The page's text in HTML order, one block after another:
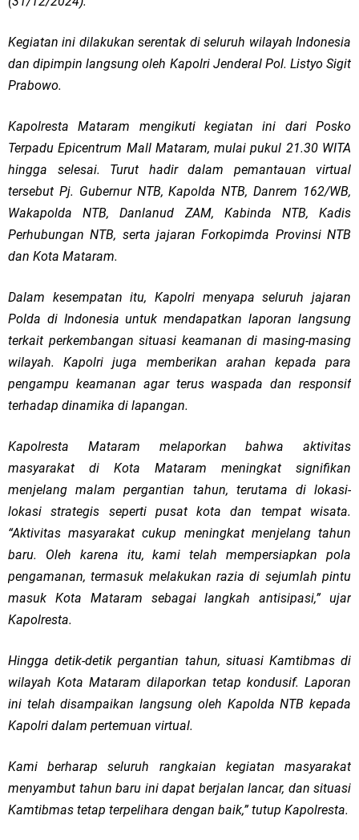
Kegiatan ini dilakukan serentak di seluruh wilayah Indonesia
dan dipimpin langsung oleh Kapolri Jenderal Pol. Listyo Sigit
Prabowo.
Kapolresta Mataram mengikuti kegiatan ini dari Posko
Terpadu Epicentrum Mall Mataram, mulai pukul 21.30 WITA
hingga selesai. Turut hadir dalam pemantauan virtual
tersebut Pj. Gubernur NTB, Kapolda NTB, Danrem 162/WB,
Wakapolda NTB, Danlanud ZAM, Kabinda NTB, Kadis
Perhubungan NTB, serta jajaran Forkopimda Provinsi NTB
dan Kota Mataram.
Dalam kesempatan itu, Kapolri menyapa seluruh jajaran
Polda di Indonesia untuk mendapatkan laporan langsung
terkait perkembangan situasi keamanan di masing-masing
wilayah. Kapolri juga memberikan arahan kepada para
pengampu keamanan agar terus waspada dan responsif
terhadap dinamika di lapangan.
Kapolresta Mataram melaporkan bahwa aktivitas
masyarakat di Kota Mataram meningkat signifikan
menjelang malam pergantian tahun, terutama di lokasi-
lokasi strategis seperti pusat kota dan tempat wisata.
“Aktivitas masyarakat cukup meningkat menjelang tahun
baru. Oleh karena itu, kami telah mempersiapkan pola
pengamanan, termasuk melakukan razia di sejumlah pintu
masuk Kota Mataram sebagai langkah antisipasi,” ujar
Kapolresta.
Hingga detik-detik pergantian tahun, situasi Kamtibmas di
wilayah Kota Mataram dilaporkan tetap kondusif. Laporan
ini telah disampaikan langsung oleh Kapolda NTB kepada
Kapolri dalam pertemuan virtual.
Kami berharap seluruh rangkaian kegiatan masyarakat
menyambut tahun baru ini dapat berjalan lancar, dan situasi
Kamtibmas tetap terpelihara dengan baik,” tutup Kapolresta.